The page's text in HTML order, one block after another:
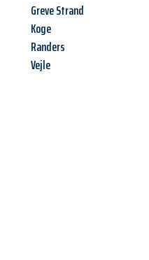
Greve Strand
Koge
Randers
Vejle